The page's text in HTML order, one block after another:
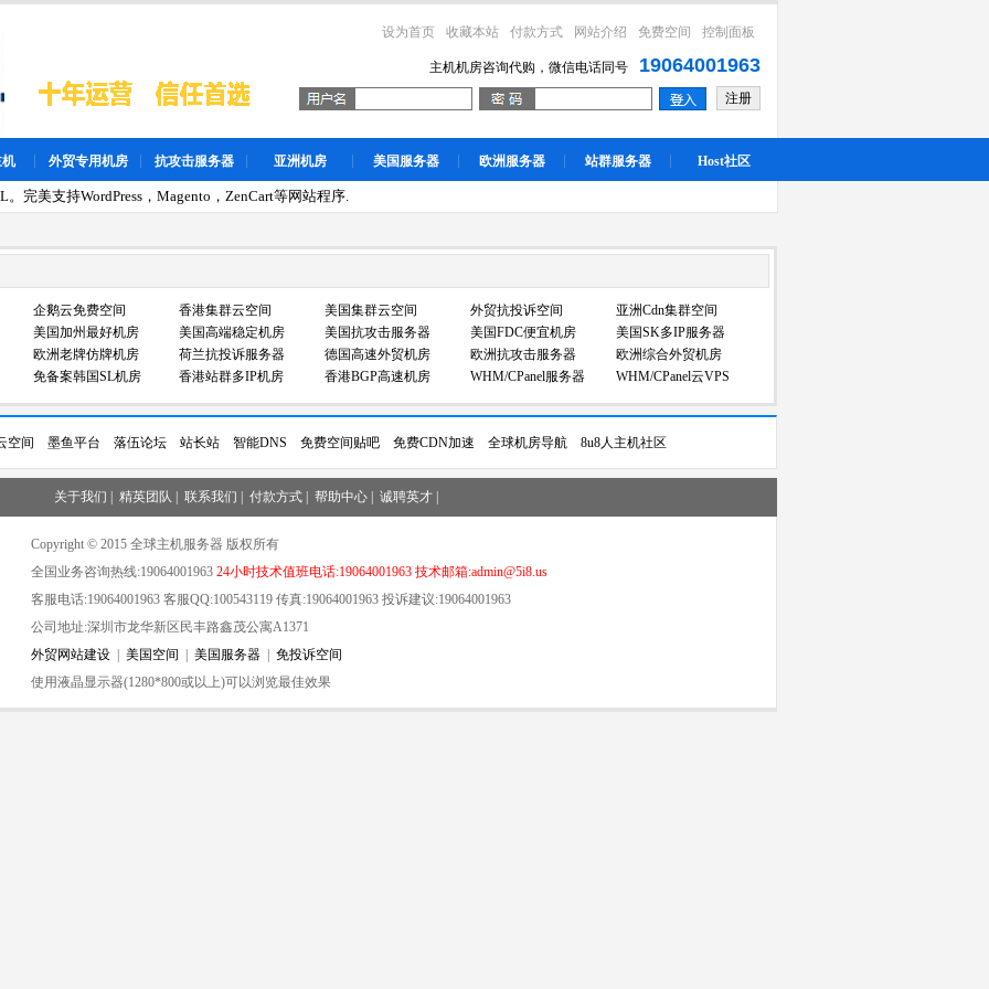
设为首页 收藏本站 付款方式 网站介绍 免费空间 控制面板
主机机房咨询代购，微信电话同号 19064001963
注册
外贸专用机房 抗攻击服务器 亚洲机房 美国服务器 欧洲服务器 站群服务器 Host社区
完美支持WordPress，Magento，ZenCart等网站程序.
企鹅云免费空间 香港集群云空间 美国集群云空间 外贸抗投诉空间
亚洲Cdn集群空间
美国加州最好机房
美国高端稳定机房 美国抗攻击服务器 美国FDC便宜机房
美国SK多IP服务器
欧洲老牌仿牌机房
荷兰抗投诉服务器 德国高速外贸机房 欧洲抗攻击服务器
欧洲综合外贸机房
免备案韩国SL机房
香港站群多IP机房 香港BGP高速机房 WHM/CPanel服务器 WHM/CPanel云VPS
空间 墨鱼平台 落伍论坛 站长站 智能DNS 免费空间贴吧 免费CDN加速 全球机房导航 8u8人主机社区
关于我们 精英团队 联系我们 付款方式| 帮助中心| 诚聘英才|
Copyright © 2015 全球主机服务器 版权所有
全国业务咨询热线:19064001963 24小时技术值班电话:19064001963 技术邮箱:admin@5i8.us
客服电话:19064001963 客服QQ:100543119 传真:19064001963 投诉建议:19064001963
公司地址:深圳市龙华新区民丰路鑫茂公寓A1371
外贸网站建设
美国空间 美国服务器
免投诉空间
使用液晶显示器(1280*800或以上)可以浏览最佳效果